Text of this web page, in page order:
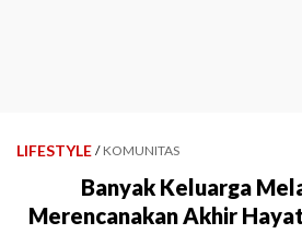
LIFESTYLE / KOMUNITAS
Banyak Keluarga
Merencanakan Akhir